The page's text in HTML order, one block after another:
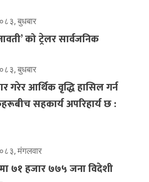
बुधबार
को ट्रेलर सार्वजनिक
बुधबार
गरेर आर्थिक वृद्धि हासिल गर्न
सहकार्य अपरिहार्य छ :
मंगलवार
७१ हजार ७७५ जना विदेशी